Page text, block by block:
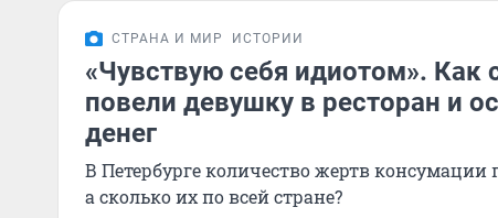
СТРАНА И МИР ИСТОРИИ
«Чувствую себя идиотом». Как
повели девушку в ресторан и
денег
В Петербурге количество жертв консумации
а сколько их по всей стране?